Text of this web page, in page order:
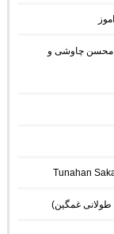
با حضور محسن چاوشی و